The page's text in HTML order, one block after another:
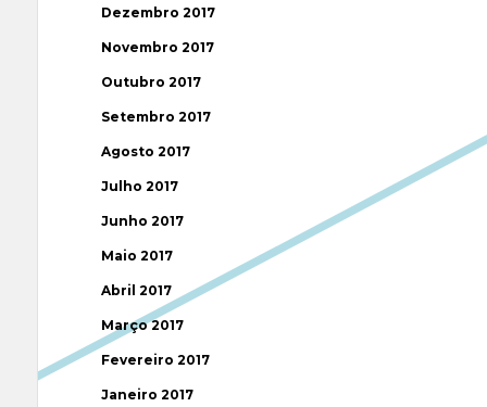
Dezembro 2017
Novembro 2017
Outubro 2017
Setembro 2017
Agosto 2017
Julho 2017
Junho 2017
Maio 2017
Abril 2017
Março 2017
Fevereiro 2017
Janeiro 2017